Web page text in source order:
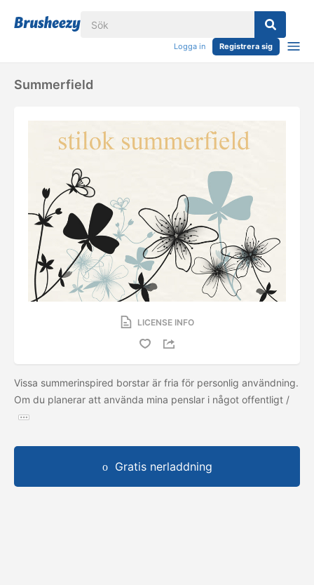
Logga in Registrera sig
Summerfield
LICENSE INFO
Vissa summerinspired borstar är fria för personlig användning.
Om du planerar att använda mina penslar i något offentligt /
Gratis nerladdning